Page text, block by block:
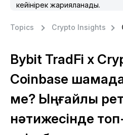
кейінірек жарияланады.
Topics Crypto Insights
Bybit TradFi x
Coinbase
ме? Ыңғайлы
нәтижесінде